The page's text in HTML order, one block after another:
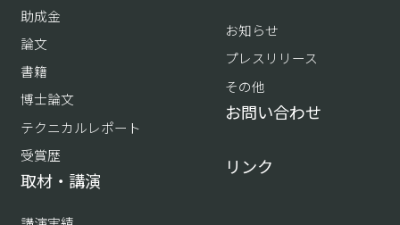
助成金
論文
書籍
博士論文
テクニカルレポート
受賞歴
取材・講演
お知らせ
プレスリリース
その他
お問い合わせ
リンク